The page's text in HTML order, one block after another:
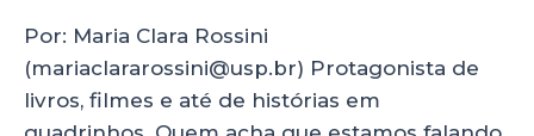
Por: Maria Clara Rossini
(mariaclararossini@usp.br) Protagonista de
livros, filmes e até de histórias em